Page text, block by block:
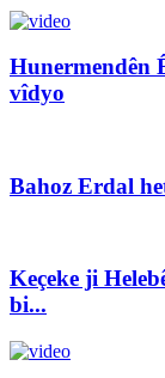
Hunermendên
vîdyo
Bahoz Erdal
Keçeke ji
bi...